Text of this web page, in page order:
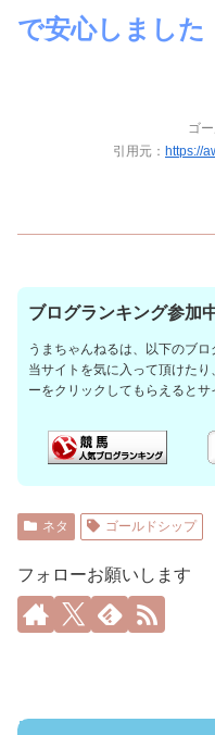
で安心しました
ゴ
引用元： https://
ブログランキング参加
うまちゃんねるは、以下のブロ
当サイトを気に入って頂けた
ーをクリックしてもらえるとサ
ネタ ゴールドシップ
フォローお願いします